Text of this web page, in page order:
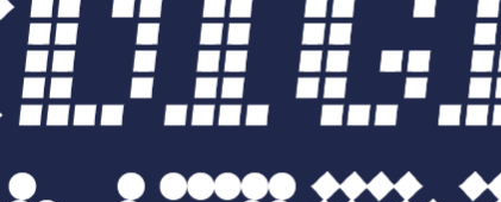
Location
Partner
Kontakt
LOG IN